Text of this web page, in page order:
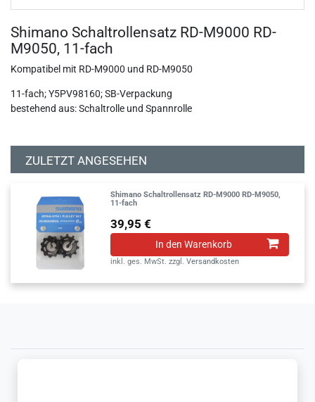
Shimano Schaltrollensatz RD-M9000 RD-
M9050, 11-fach
Kompatibel mit RD-M9000 und RD-M9050
11-fach; Y5PV98160; SB-Verpackung
bestehend aus: Schaltrolle und Spannrolle
ZULETZT ANGESEHEN
Shimano Schaltrollensatz RD-M9000 RD-M9050,
11-fach
39,95 €
In den Warenkorb
inkl. ges. MwSt. zzgl.Versandkosten